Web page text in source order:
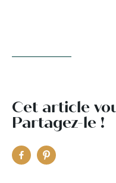
Cet article
Partagez-le !